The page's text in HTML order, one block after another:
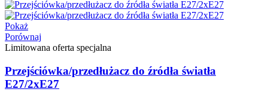
Pokaż
Porównaj
Limitowana oferta specjalna
Przejściówka/przedłużacz do źródła światła
E27/2xE27